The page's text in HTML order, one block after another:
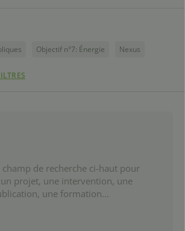
Objectif n°7: Énergie Nexus
champ de recherche ci-haut pour
projet, une intervention, une
une formation...